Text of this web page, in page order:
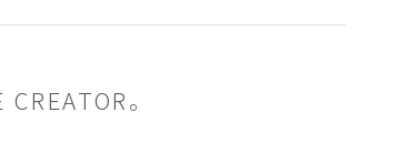
Nakamura
TB事業推進・EC事業担当
よくある質問。